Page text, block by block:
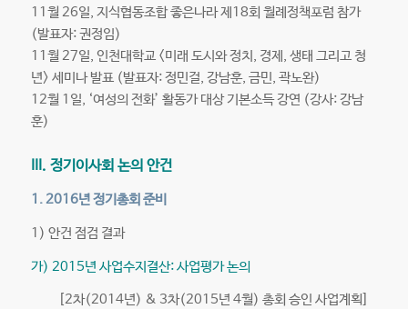
11월 26일, 지식협동조합 좋은나라 제18회 월례정책포럼 참가
(발표자: 권정임)
11월 27일, 인천대학교 <미래 도시와 정치, 경제, 생태 그리고 청
년> 세미나 발표 (발표자: 정민걸, 강남훈, 금민, 곽노완)
12월 1일, ‘여성의 전화’ 활동가 대상 기본소득 강연 (강사: 강남
훈)
III. 정기이사회 논의 안건
1. 2016년 정기총회 준비
1) 안건 점검 결과
가) 2015년 사업수지결산: 사업평가 논의
[2차(2014년) & 3차(2015년 4월) 총회 승인 사업계획]